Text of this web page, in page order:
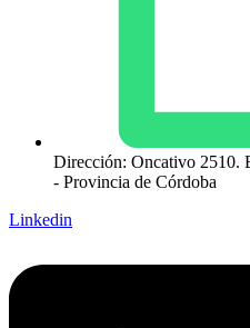
Dirección: Oncativo 2510.
- Provincia de Córdoba
Linkedin